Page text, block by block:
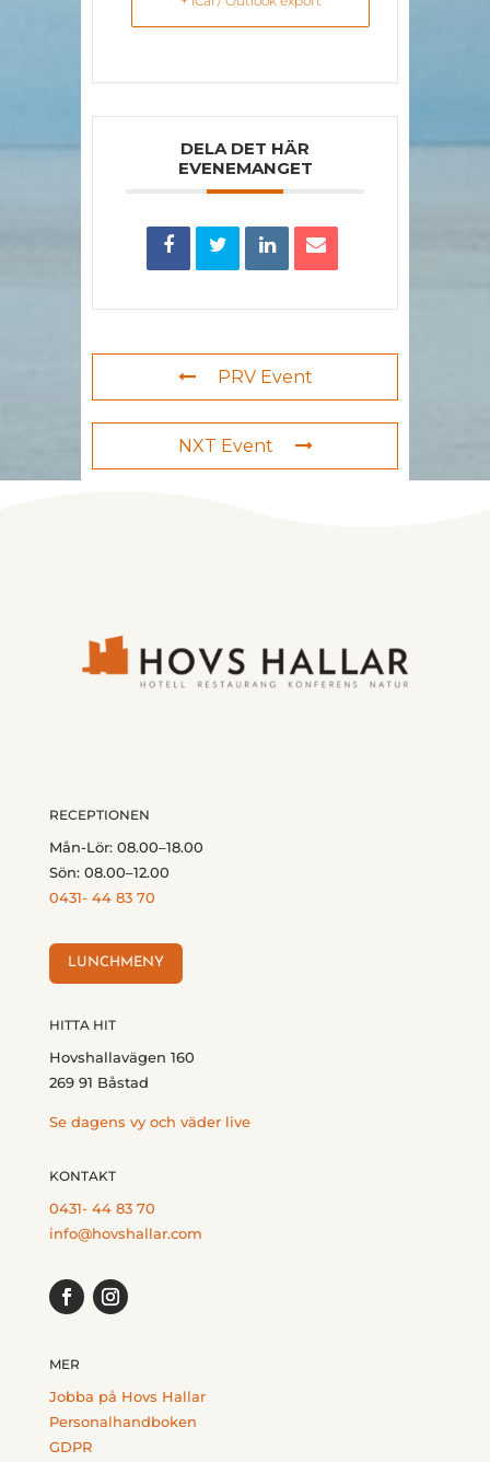
DELA DET HÄR
EVENEMANGET
PRV Event
NXT Event
RECEPTIONEN
Mån-Lör: 08.00–18.00
Sön: 08.00–12.00
0431- 44 83 70
LUNCHMENY
HITTA HIT
Hovshallavägen 160
269 91 Båstad
Se dagens vy och väder live
KONTAKT
0431- 44 83 70
info@hovshallar.com
MER
Jobba på Hovs Hallar
Personalhandboken
GDPR